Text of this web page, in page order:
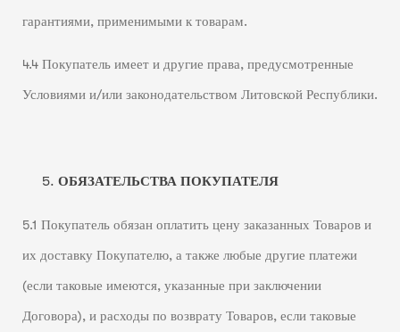
гарантиями, применимыми к товарам.
4.4 Покупатель имеет и другие права, предусмотренные
Условиями и/или законодательством Литовской Республики.
ОБЯЗАТЕЛЬСТВА ПОКУПАТЕЛЯ
5.1 Покупатель обязан оплатить цену заказанных Товаров и
их доставку Покупателю, а также любые другие платежи
(если таковые имеются, указанные при заключении
Договора), и расходы по возврату Товаров, если таковые